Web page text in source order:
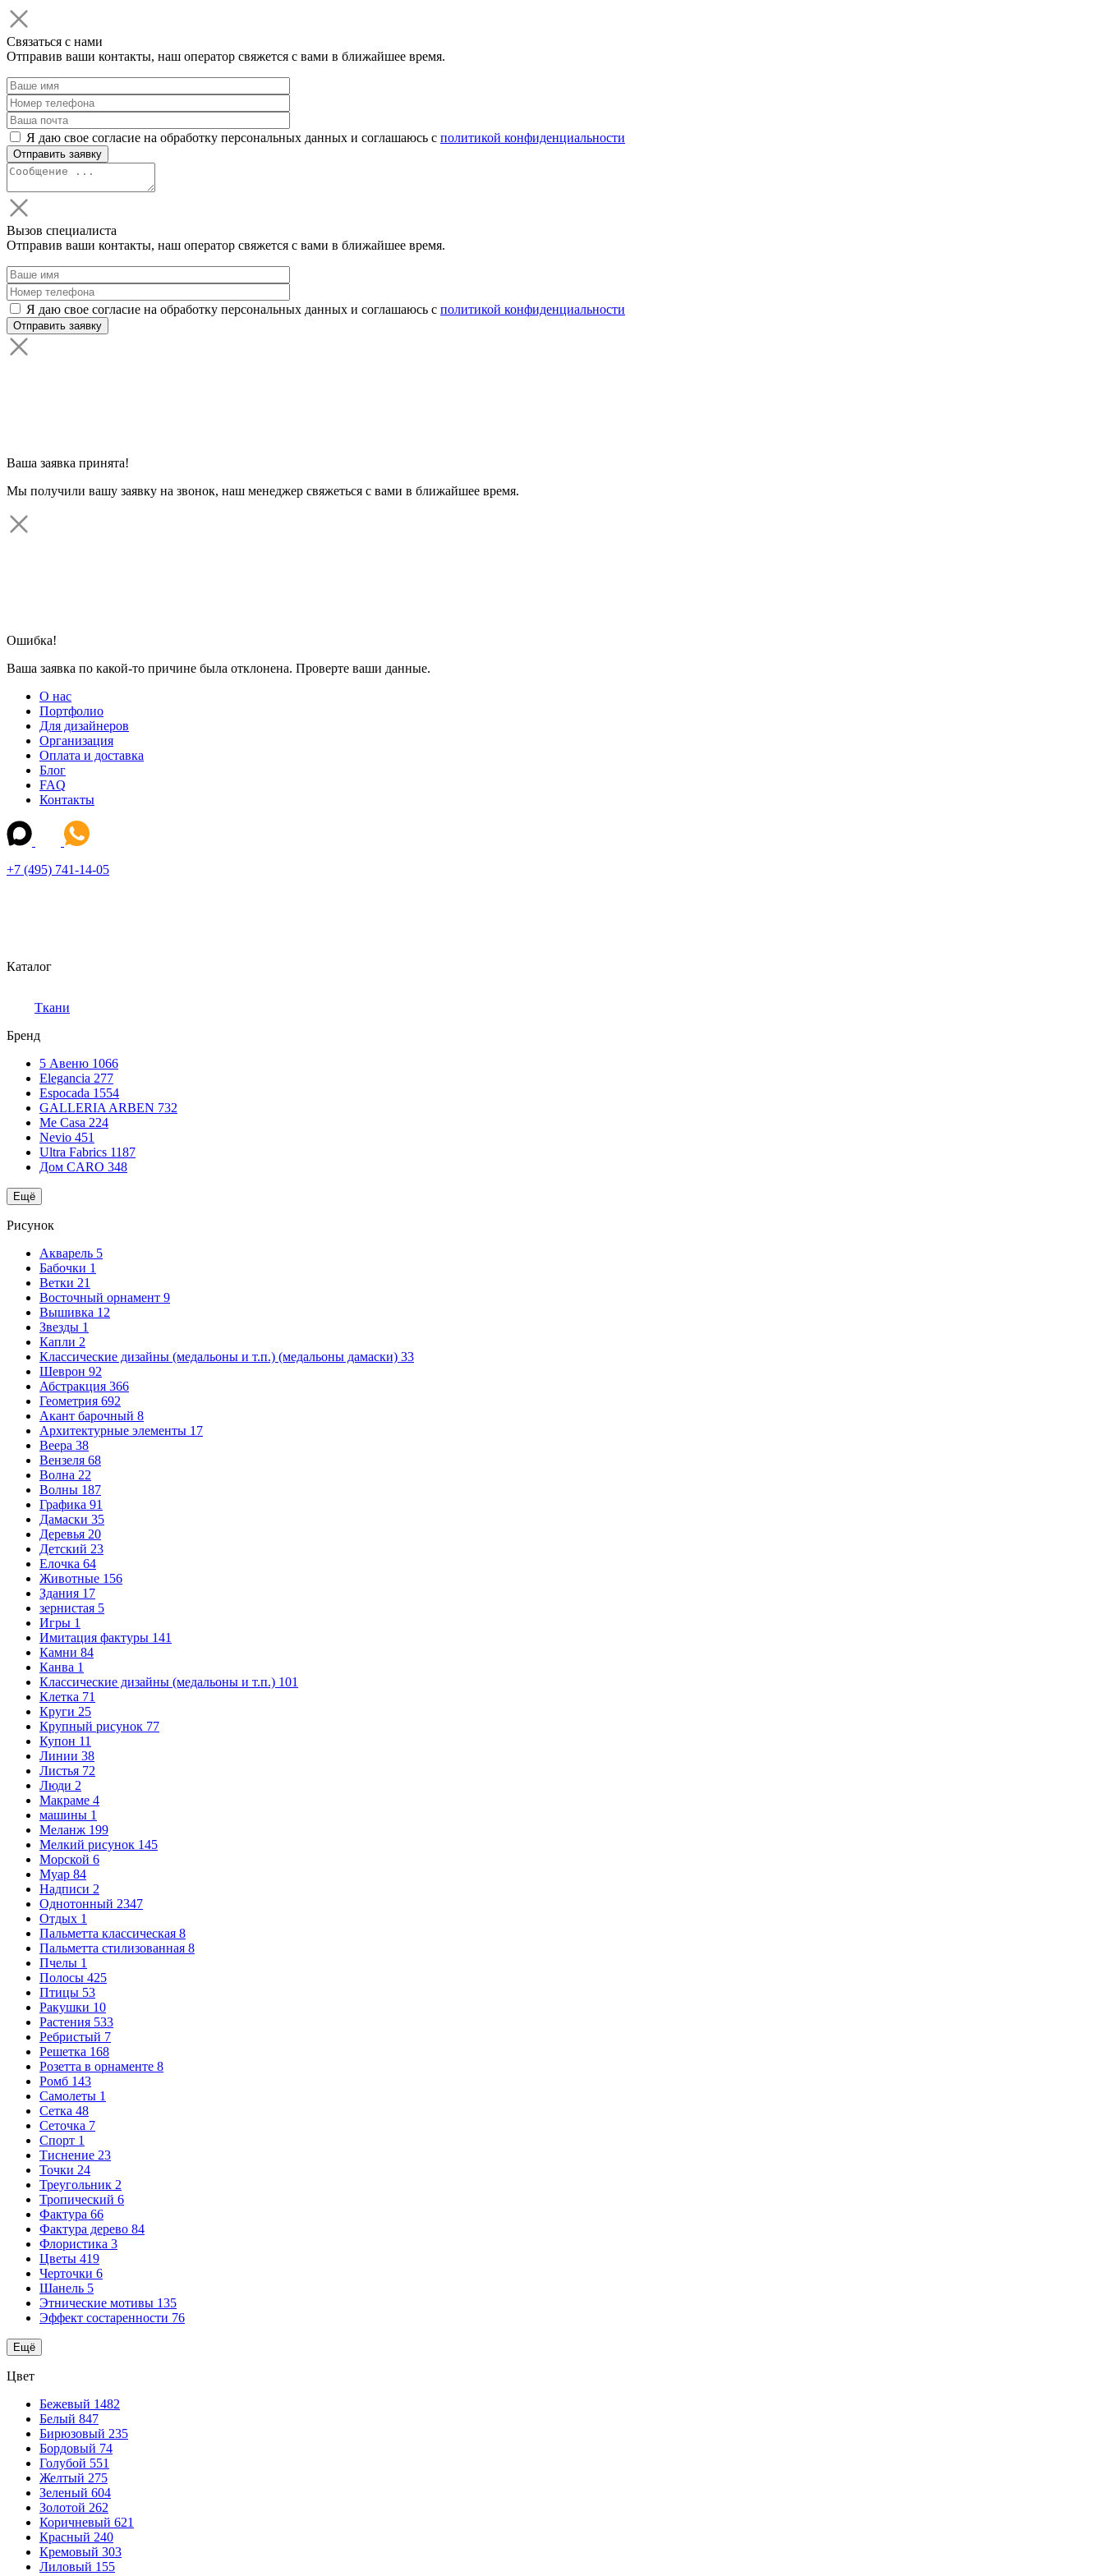
Связаться с нами
Отправив ваши контакты, наш оператор свяжется с вами в ближайшее время.
Я даю свое согласие на обработку персональных данных и соглашаюсь с политикой конфиденциальности
Вызов специалиста
Отправив ваши контакты, наш оператор свяжется с вами в ближайшее время.
Я даю свое согласие на обработку персональных данных и соглашаюсь с политикой конфиденциальности
Ваша заявка принята!
Мы получили вашу заявку на звонок, наш менеджер свяжеться с вами в ближайшее время.
Ошибка!
Ваша заявка по какой-то причине была отклонена. Проверте ваши данные.
О нас
Портфолио
Для дизайнеров
Организация
Оплата и доставка
Блог
FAQ
Контакты
+7 (495) 741-14-05
Каталог
Ткани
Бренд
5 Авеню 1066
Elegancia 277
Espocada 1554
GALLERIA ARBEN 732
Me Casa 224
Nevio 451
Ultra Fabrics 1187
Дом CARO 348
Ещё
Рисунок
Акварель 5
Бабочки 1
Ветки 21
Восточный орнамент 9
Вышивка 12
Звезды 1
Капли 2
Классические дизайны (медальоны и т.п.) (медальоны дамаски) 33
Шеврон 92
Абстракция 366
Геометрия 692
Акант барочный 8
Архитектурные элементы 17
Веера 38
Вензеля 68
Волна 22
Волны 187
Графика 91
Дамаски 35
Деревья 20
Детский 23
Елочка 64
Животные 156
Здания 17
зернистая 5
Игры 1
Имитация фактуры 141
Камни 84
Канва 1
Классические дизайны (медальоны и т.п.) 101
Клетка 71
Круги 25
Крупный рисунок 77
Купон 11
Линии 38
Листья 72
Люди 2
Макраме 4
машины 1
Меланж 199
Мелкий рисунок 145
Морской 6
Муар 84
Надписи 2
Однотонный 2347
Отдых 1
Пальметта классическая 8
Пальметта стилизованная 8
Пчелы 1
Полосы 425
Птицы 53
Ракушки 10
Растения 533
Ребристый 7
Решетка 168
Розетта в орнаменте 8
Ромб 143
Самолеты 1
Сетка 48
Сеточка 7
Спорт 1
Тиснение 23
Точки 24
Треугольник 2
Тропический 6
Фактура 66
Фактура дерево 84
Флористика 3
Цветы 419
Черточки 6
Шанель 5
Этнические мотивы 135
Эффект состаренности 76
Ещё
Цвет
Бежевый 1482
Белый 847
Бирюзовый 235
Бордовый 74
Голубой 551
Желтый 275
Зеленый 604
Золотой 262
Коричневый 621
Красный 240
Кремовый 303
Лиловый 155